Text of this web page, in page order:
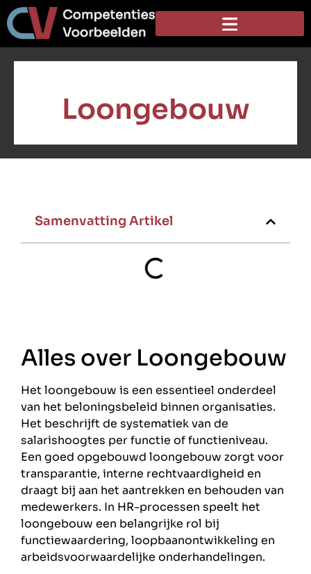
Loongebouw
Samenvatting Artikel
Alles over Loongebouw
Het loongebouw is een essentieel onderdeel
van het beloningsbeleid binnen organisaties.
Het beschrijft de systematiek van de
salarishoogtes per functie of functieniveau.
Een goed opgebouwd loongebouw zorgt voor
transparantie, interne rechtvaardigheid en
draagt bij aan het aantrekken en behouden van
medewerkers. In HR-processen speelt het
loongebouw een belangrijke rol bij
functiewaardering, loopbaanontwikkeling en
arbeidsvoorwaardelijke onderhandelingen.